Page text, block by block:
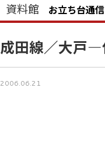
資料館 お立ち台通信
成田線／大戸―
2006.06.21